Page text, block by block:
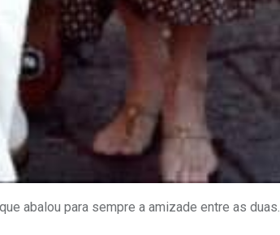
abalou para sempre a amizade entre as duas.